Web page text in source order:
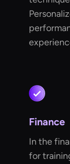
Finance
In the
for